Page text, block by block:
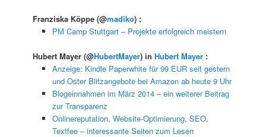
Franziska Köppe(@madiko) :
PM Camp Stuttgart – Projekte erfolgreich meistern
Hubert Mayer(@HubertMayer) inHubert Mayer :
Anzeige: Kindle Paperwhite für 99 EUR seit gestern
und Oster Blitzangebote bei Amazon ab heute 9 Uhr
Blogeinnahmen im März 2014 – ein weiterer Beitrag
zur Transparenz
Onlinereputation, Website-Optimierung, SEO,
Textfee – interessante Seiten zum Lesen